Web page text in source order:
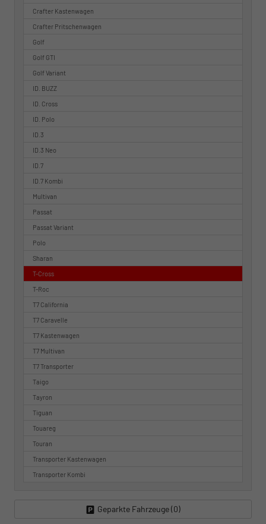
Crafter Kastenwagen
Crafter Pritschenwagen
Golf
Golf GTI
Golf Variant
ID. BUZZ
ID. Cross
ID. Polo
ID.3
ID.3 Neo
ID.7
ID.7 Kombi
Multivan
Passat
Passat Variant
Polo
Sharan
T-Cross
T-Roc
T7 California
T7 Caravelle
T7 Kastenwagen
T7 Multivan
T7 Transporter
Taigo
Tayron
Tiguan
Touareg
Touran
Transporter Kastenwagen
Transporter Kombi
Geparkte Fahrzeuge (0)